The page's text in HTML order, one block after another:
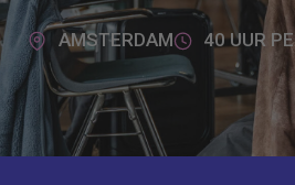
AMSTERDAM 40 UUR